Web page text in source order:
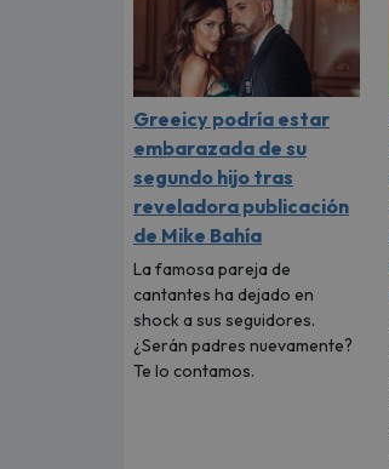
Greeicy podría estar
embarazada de su
segundo hijo tras
reveladora publicación
de Mike Bahía
La famosa pareja de
cantantes ha dejado en
shock a sus seguidores.
¿Serán padres nuevamente?
Te lo contamos.